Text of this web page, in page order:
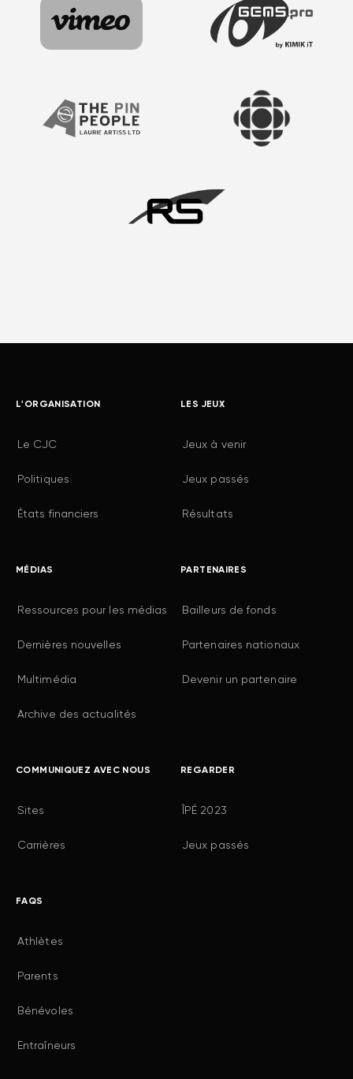
L'ORGANISATION
Le CJC
Politiques
États financiers
LES JEUX
Jeux à venir
Jeux passés
Résultats
MÉDIAS
Ressources pour les médias
Dernières nouvelles
Multimédia
Archive des actualités
PARTENAIRES
Bailleurs de fonds
Partenaires nationaux
Devenir un partenaire
COMMUNIQUEZ AVEC NOUS
Sites
Carrières
REGARDER
ÎPÉ 2023
Jeux passés
FAQS
Athlètes
Parents
Bénévoles
Entraîneurs